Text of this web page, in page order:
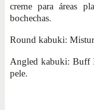
creme para áreas
bochechas.
Round kabuki:
Angled kabuki: Buff
pele.